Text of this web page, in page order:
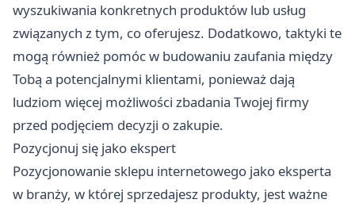
wyszukiwania konkretnych produktów lub usług
związanych z tym, co oferujesz. Dodatkowo, taktyki te
mogą również pomóc w budowaniu zaufania między
Tobą a potencjalnymi klientami, ponieważ dają
ludziom więcej możliwości zbadania Twojej firmy
przed podjęciem decyzji o zakupie.
Pozycjonuj się jako ekspert
Pozycjonowanie sklepu internetowego jako eksperta
w branży, w której sprzedajesz produkty, jest ważne